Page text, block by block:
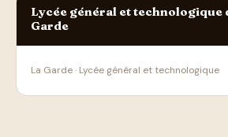
Lycée général et technologique
Garde
La Garde · Lycée général et technologique